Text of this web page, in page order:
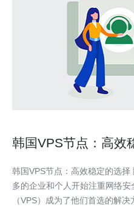
韩国VPS节点：高效
韩国VPS节点：高效稳定的选择 随着互联网的快速发展，越来越
多的企业和个人开始注重网络
（VPS）成为了他们首选的解